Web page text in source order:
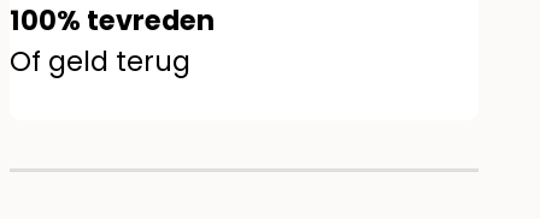
100% tevreden
Of geld terug